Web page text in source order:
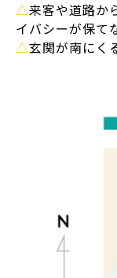
△来客や道路か
イバシーが保て
△玄関が南にく